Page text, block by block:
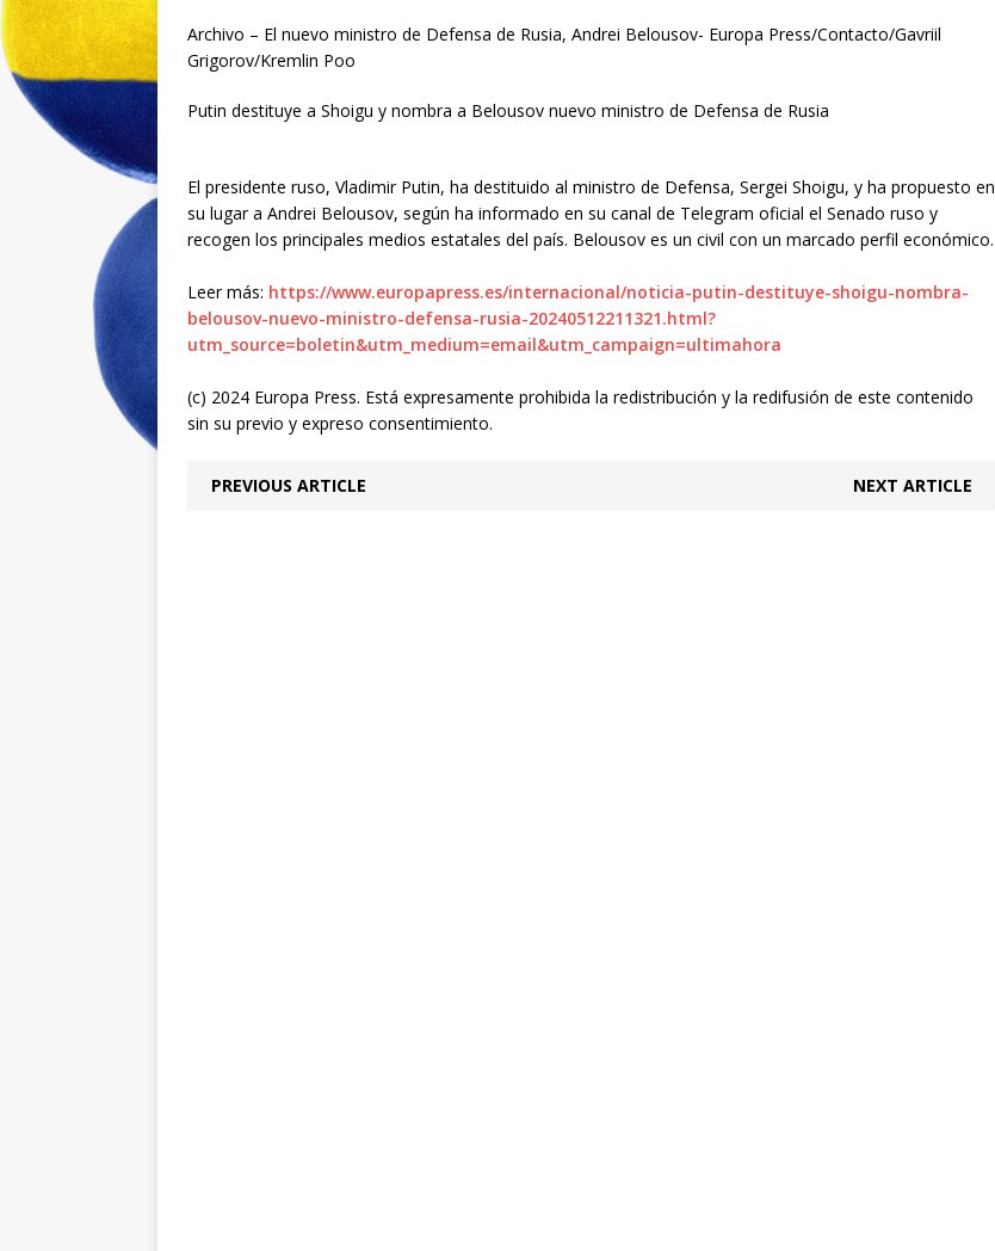
Archivo – El nuevo ministro de Defensa de Rusia, Andrei Belousov- Europa Press/Contacto/Gavriil
Grigorov/Kremlin Poo
Putin destituye a Shoigu y nombra a Belousov nuevo ministro de Defensa de Rusia
El presidente ruso, Vladimir Putin, ha destituido al ministro de Defensa, Sergei Shoigu, y ha propuesto en
su lugar a Andrei Belousov, según ha informado en su canal de Telegram oficial el Senado ruso y
recogen los principales medios estatales del país. Belousov es un civil con un marcado perfil económico.
Leer más: https://www.europapress.es/internacional/noticia-putin-destituye-shoigu-nombra-
belousov-nuevo-ministro-defensa-rusia-20240512211321.html?
utm_source=boletin&utm_medium=email&utm_campaign=ultimahora
(c) 2024 Europa Press. Está expresamente prohibida la redistribución y la redifusión de este contenido
sin su previo y expreso consentimiento.
PREVIOUS ARTICLE NEXT ARTICLE